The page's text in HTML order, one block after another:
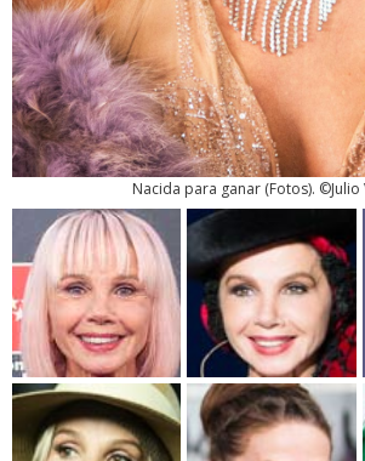
Nacida para ganar(Fotos). ©Julio